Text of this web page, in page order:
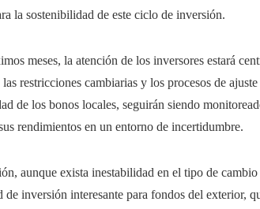
la sostenibilidad de este ciclo de inversión.
meses, la atención de los inversores estará
restricciones cambiarias y los procesos de
de los bonos locales, seguirán siendo
rendimientos en un entorno de incertidumbre.
aunque exista inestabilidad en el tipo de
de inversión interesante para fondos del exterior,